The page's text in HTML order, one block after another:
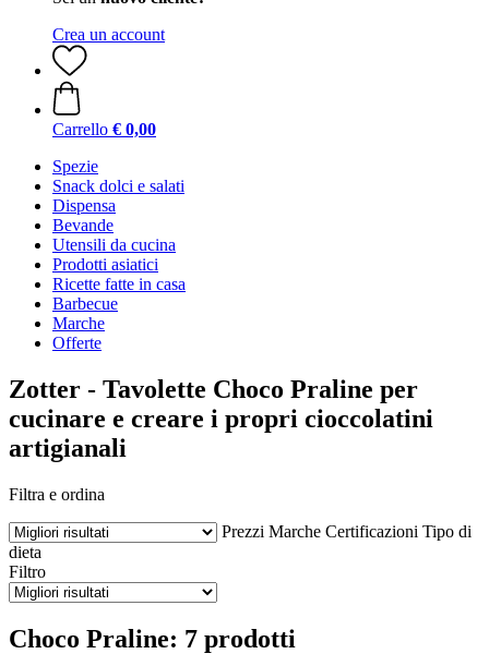
Crea un account
Carrello € 0,00
Spezie
Snack dolci e salati
Dispensa
Bevande
Utensili da cucina
Prodotti asiatici
Ricette fatte in casa
Barbecue
Marche
Offerte
Zotter - Tavolette Choco Praline per
cucinare e creare i propri cioccolatini
artigianali
Filtra e ordina
Prezzi Marche Certificazioni Tipo di
dieta
Filtro
Choco Praline: 7 prodotti